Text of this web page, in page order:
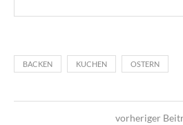
BACKEN KUCHEN OSTERN
vorheriger